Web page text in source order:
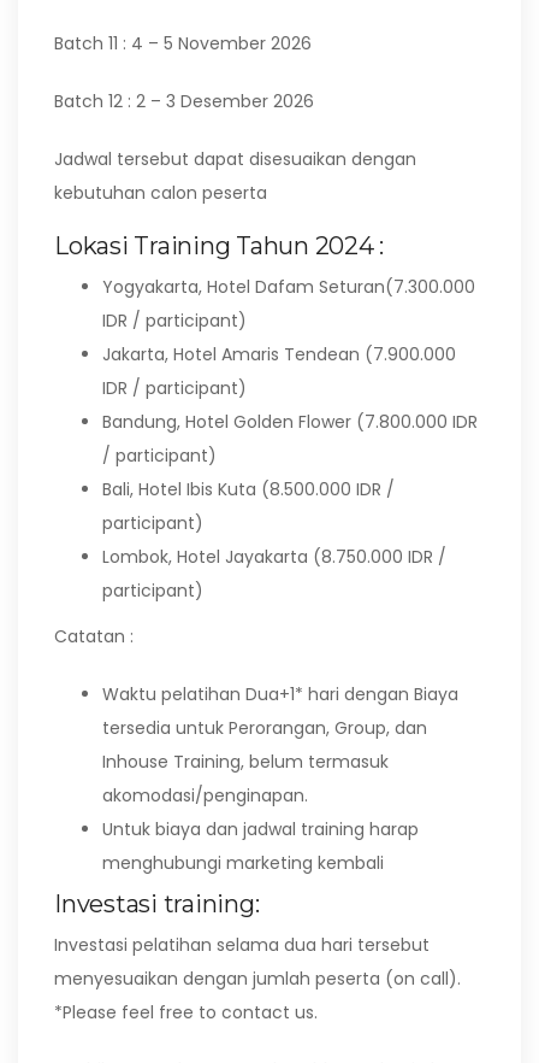
Batch 11 : 4 – 5 November 2026
Batch 12 : 2 – 3 Desember 2026
Jadwal tersebut dapat disesuaikan dengan
kebutuhan calon peserta
Lokasi Training Tahun 2024 :
Yogyakarta, Hotel Dafam Seturan(7.300.000
IDR / participant)
Jakarta, Hotel Amaris Tendean (7.900.000
IDR / participant)
Bandung, Hotel Golden Flower (7.800.000 IDR
/ participant)
Bali, Hotel Ibis Kuta (8.500.000 IDR /
participant)
Lombok, Hotel Jayakarta (8.750.000 IDR /
participant)
Catatan :
Waktu pelatihan Dua+1* hari dengan Biaya
tersedia untuk Perorangan, Group, dan
Inhouse Training, belum termasuk
akomodasi/penginapan.
Untuk biaya dan jadwal training harap
menghubungi marketing kembali
Investasi training:
Investasi pelatihan selama dua hari tersebut
menyesuaikan dengan jumlah peserta (on call).
*Please feel free to contact us.